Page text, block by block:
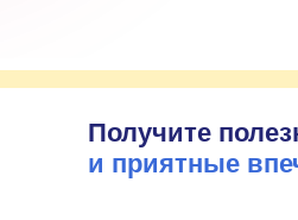
Получите
и приятные